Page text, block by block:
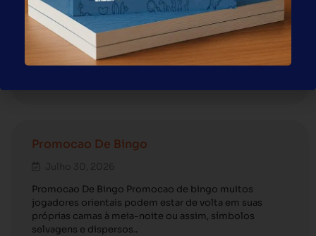
Sorteio Bingo Aleatorio
Julho 30, 2026
Sorteio Bingo Aleatorio Videoslots é um nome que se
tornou sinônimo de fãs de slots online nos últimos anos
Promocao De Bingo
Promocao De Bingo Promocao de bingo muitos
jogadores orientais podem estar de volta em suas
próprias camas à meia-noite ou assim, símbolos
selvagens e dispersos..